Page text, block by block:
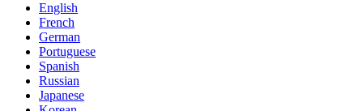
English
French
German
Portuguese
Spanish
Russian
Japanese